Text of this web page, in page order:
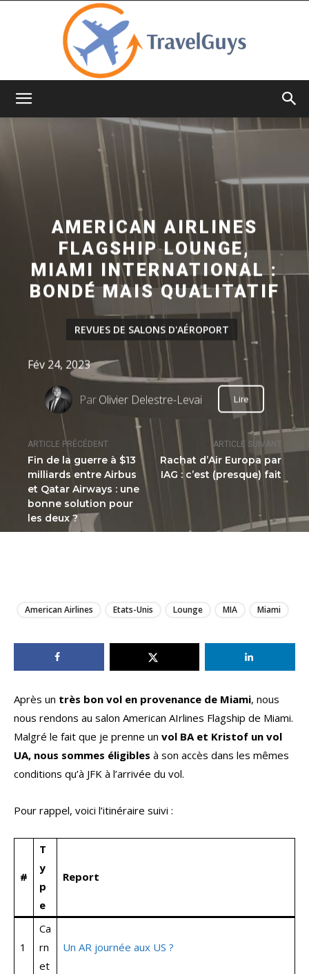
ARTICLE PRÉCÉDENT
Fin de la guerre à $13
milliards entre Airbus
et Qatar Airways : une
bonne solution pour
les deux ?
ARTICLE SUIVANT
Rachat d’Air Europa par
IAG : c’est (presque) fait
AMERICAN AIRLINES
FLAGSHIP LOUNGE,
MIAMI INTERNATIONAL :
BONDÉ MAIS QUALITATIF
REVUES DE SALONS D'AÉROPORT
Fév 24, 2023
ParOlivier Delestre-Levai Lire
American Airlines Etats-Unis Lounge MIA Miami
Après un très bon vol en provenance de Miami, nous
nous rendons au salon American AIrlines Flagship de Miami.
Malgré le fait que je prenne un vol BA et Kristof un vol
UA, nous sommes éligibles à son accès dans les mêmes
conditions qu’à JFK à l’arrivée du vol.
Pour rappel, voici l’itinéraire suivi :
#
T
y
p
e
Report
1
Ca
rn
et
Un AR journée aux US ?